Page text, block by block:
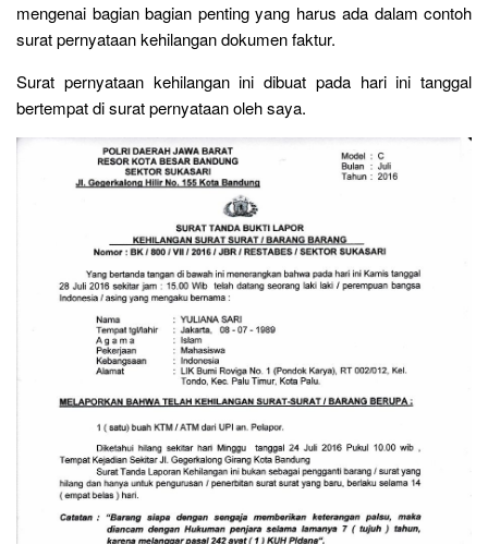
mengenai bagian bagian penting yang harus ada dalam contoh
surat pernyataan kehilangan dokumen faktur.
Surat pernyataan kehilangan ini dibuat pada hari ini tanggal
bertempat di surat pernyataan oleh saya.